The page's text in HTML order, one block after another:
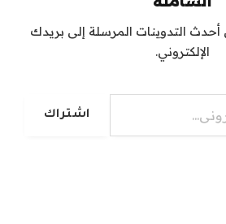
التدوينات المرسلة إلى بريدك
الإلكتروني.
اشتراك